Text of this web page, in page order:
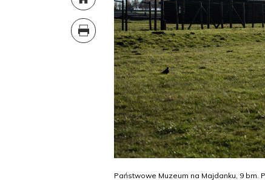
Państwowe Muzeum na Majdanku, 9 bm.